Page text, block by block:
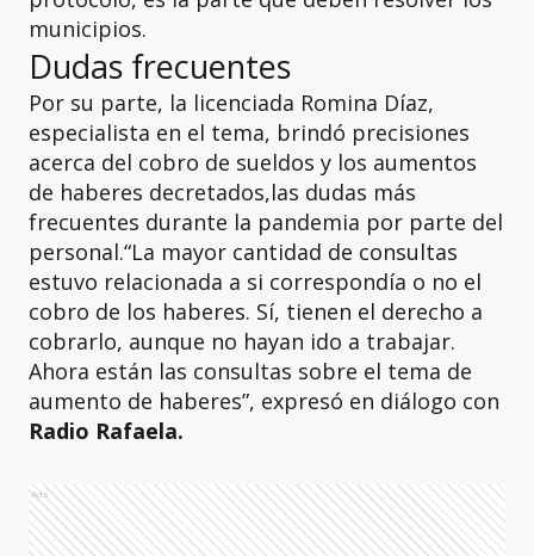
municipios.
Dudas frecuentes
Por su parte, la licenciada Romina Díaz,
especialista en el tema, brindó precisiones
acerca del cobro de sueldos y los aumentos
de haberes decretados,las dudas más
frecuentes durante la pandemia por parte del
personal.“La mayor cantidad de consultas
estuvo relacionada a si correspondía o no el
cobro de los haberes. Sí, tienen el derecho a
cobrarlo, aunque no hayan ido a trabajar.
Ahora están las consultas sobre el tema de
aumento de haberes”, expresó en diálogo con
Radio Rafaela.
Ads